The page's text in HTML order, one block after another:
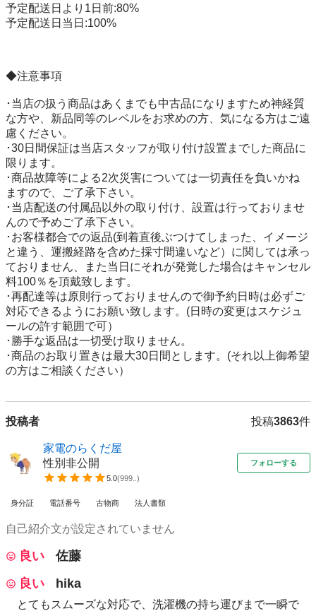
予定配送日より1日前:80%
予定配送日当日:100%
◆注意事項
･当店の扱う商品はあくまでも中古品になりますため神経質
な方や、新品同等のレベルをお求めの方、気になる方はご遠
慮ください。
･30日間保証は当店スタッフが取り付け設置までした商品に
限ります。
･商品故障等による2次災害については一切責任を負いかね
ますので、ご了承下さい。
･当店配送の付属品以外の取り付け、設置は行っておりませ
んので予めご了承下さい。
･お客様都合での返品(到着直後ぶつけてしまった、イメージ
と違う、運搬経路を含めた採寸間違いなど）に関しては承っ
ておりません、また当日にそれが発覚した場合はキャンセル
料100％を頂戴致します。
･再配達等は原則行っておりませんので御予約日時は必ずご
対応できるようにお願い致します。(日時の変更はスケジュ
ールの許す範囲で可）
･勝手な返品は一切受け取りません。
･商品のお取り置きは最大30日間とします。(それ以上御希望
投稿者 投稿3863件
家電のらくだ屋
性別非公開
5.0(999.. )
フォローする
身分証 電話番号 古物商 法人書類
自己紹介文が設定されていません
良い
佐藤
良い
hika
とてもスムーズな対応で、洗濯機の持ち運びまで一瞬で